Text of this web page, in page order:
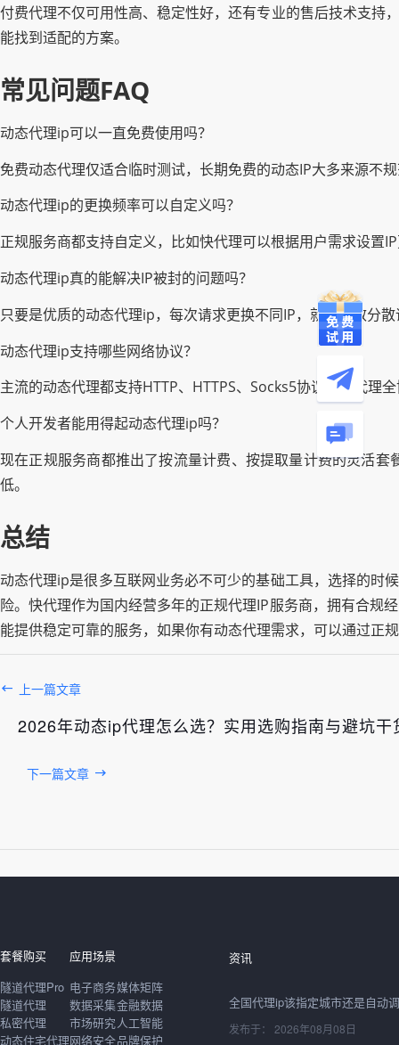
付费代理不仅可用性高、稳定性好，还有专业的售后技术支持
能找到适配的方案。
常见问题FAQ
动态代理ip可以一直免费使用吗？
免费动态代理仅适合临时测试，长期免费的动态IP大多来源不
动态代理ip的更换频率可以自定义吗？
正规服务商都支持自定义，比如快代理可以根据用户需求设置
动态代理ip真的能解决IP被封的问题吗？
只要是优质的动态代理ip，每次请求更换不同IP，就能有效分
动态代理ip支持哪些网络协议？
主流的动态代理都支持HTTP、HTTPS、Socks5协议，快代理
个人开发者能用得起动态代理ip吗？
现在正规服务商都推出了按流量计费、按提取量计费的灵活
低。
总结
动态代理ip是很多互联网业务必不可少的基础工具，选择的时
险。快代理作为国内经营多年的正规代理IP服务商，拥有合规
能提供稳定可靠的服务，如果你有动态代理需求，可以通过正
上一篇文章
2026年动态ip代理怎么选？实用选购指南与避坑干
下一篇文章
套餐购买
隧道代理Pro
隧道代理
私密代理
动态住宅代理
应用场景
电子商务
数据采集
市场研究
网络安全
媒体矩阵
金融数据
人工智能
品牌保护
资讯
发布于： 2026年08月08日
发布于： 2026年08月08日